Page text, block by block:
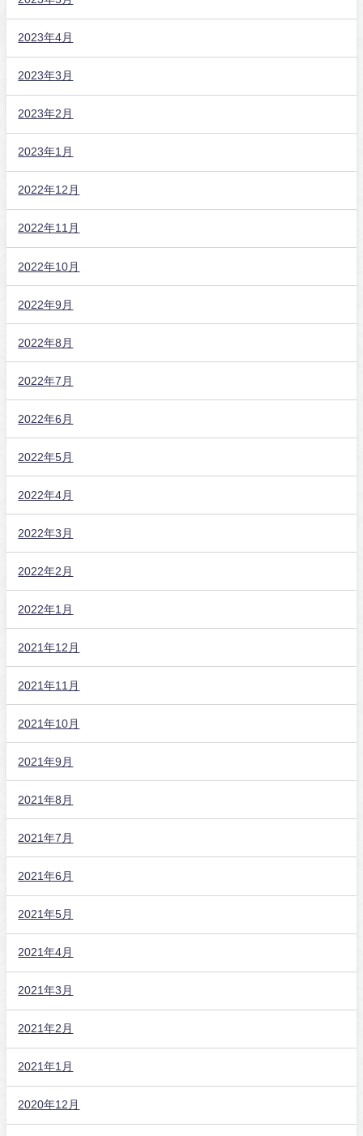
2023年4月
2023年3月
2023年2月
2023年1月
2022年12月
2022年11月
2022年10月
2022年9月
2022年8月
2022年7月
2022年6月
2022年5月
2022年4月
2022年3月
2022年2月
2022年1月
2021年12月
2021年11月
2021年10月
2021年9月
2021年8月
2021年7月
2021年6月
2021年5月
2021年4月
2021年3月
2021年2月
2021年1月
2020年12月